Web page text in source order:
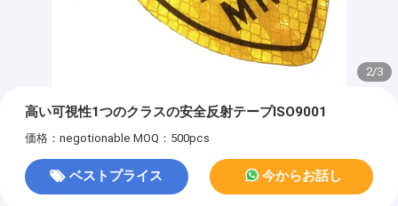
2/3
高い可視性1つのクラスの安全反射テープISO9001
価格：negotionable MOQ：500pcs
ベストプライス 今からお話し